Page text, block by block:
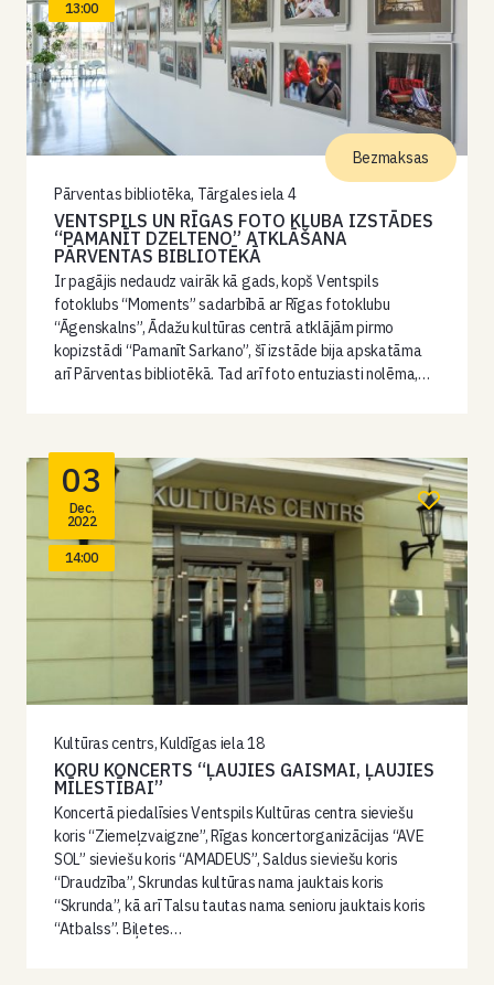
13:00
Pārventas bibliotēka, Tārgales iela 4
VENTSPILS UN RĪGAS FOTO KLUBA IZSTĀDES
“PAMANĪT DZELTENO” ATKLĀŠANA
PĀRVENTAS BIBLIOTĒKĀ
Ir pagājis nedaudz vairāk kā gads, kopš Ventspils
fotoklubs “Moments” sadarbībā ar Rīgas fotoklubu
“Āgenskalns”, Ādažu kultūras centrā atklājām pirmo
kopizstādi “Pamanīt Sarkano”, šī izstāde bija apskatāma
arī Pārventas bibliotēkā. Tad arī foto entuziasti nolēma,…
Bezmaksas
03
Dec.
2022
14:00
Kultūras centrs, Kuldīgas iela 18
KORU KONCERTS “ĻAUJIES GAISMAI, ĻAUJIES
MĪLESTĪBAI”
Koncertā piedalīsies Ventspils Kultūras centra sieviešu
koris “Ziemeļzvaigzne”, Rīgas koncertorganizācijas “AVE
SOL” sieviešu koris “AMADEUS”, Saldus sieviešu koris
“Draudzība”, Skrundas kultūras nama jauktais koris
“Skrunda”, kā arī Talsu tautas nama senioru jauktais koris
“Atbalss”. Biļetes…